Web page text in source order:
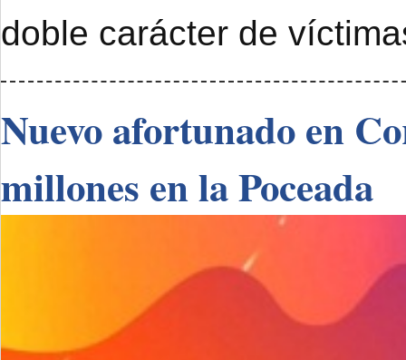
doble carácter de
Nuevo afortunado en
millones en la Poceada